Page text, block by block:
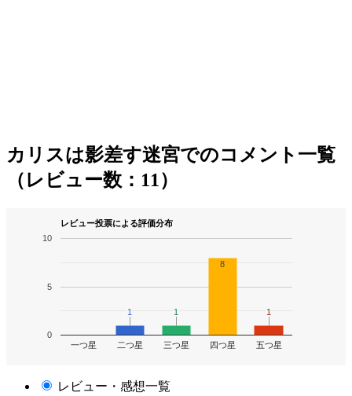
カリスは影差す迷宮でのコメント一覧
（レビュー数：11）
レビュー投票による評価分布
一つ星 二つ星 三つ星 四つ星 五つ星
0
5
10
1
1 1
1
8
1
1
レビュー・感想一覧